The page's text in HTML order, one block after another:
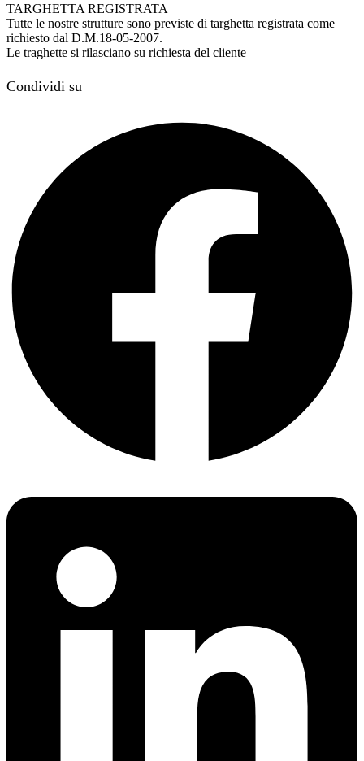
TARGHETTA REGISTRATA
Tutte le nostre strutture sono previste di targhetta registrata come
richiesto dal D.M.18-05-2007.
Le traghette si rilasciano su richiesta del cliente
Condividi su